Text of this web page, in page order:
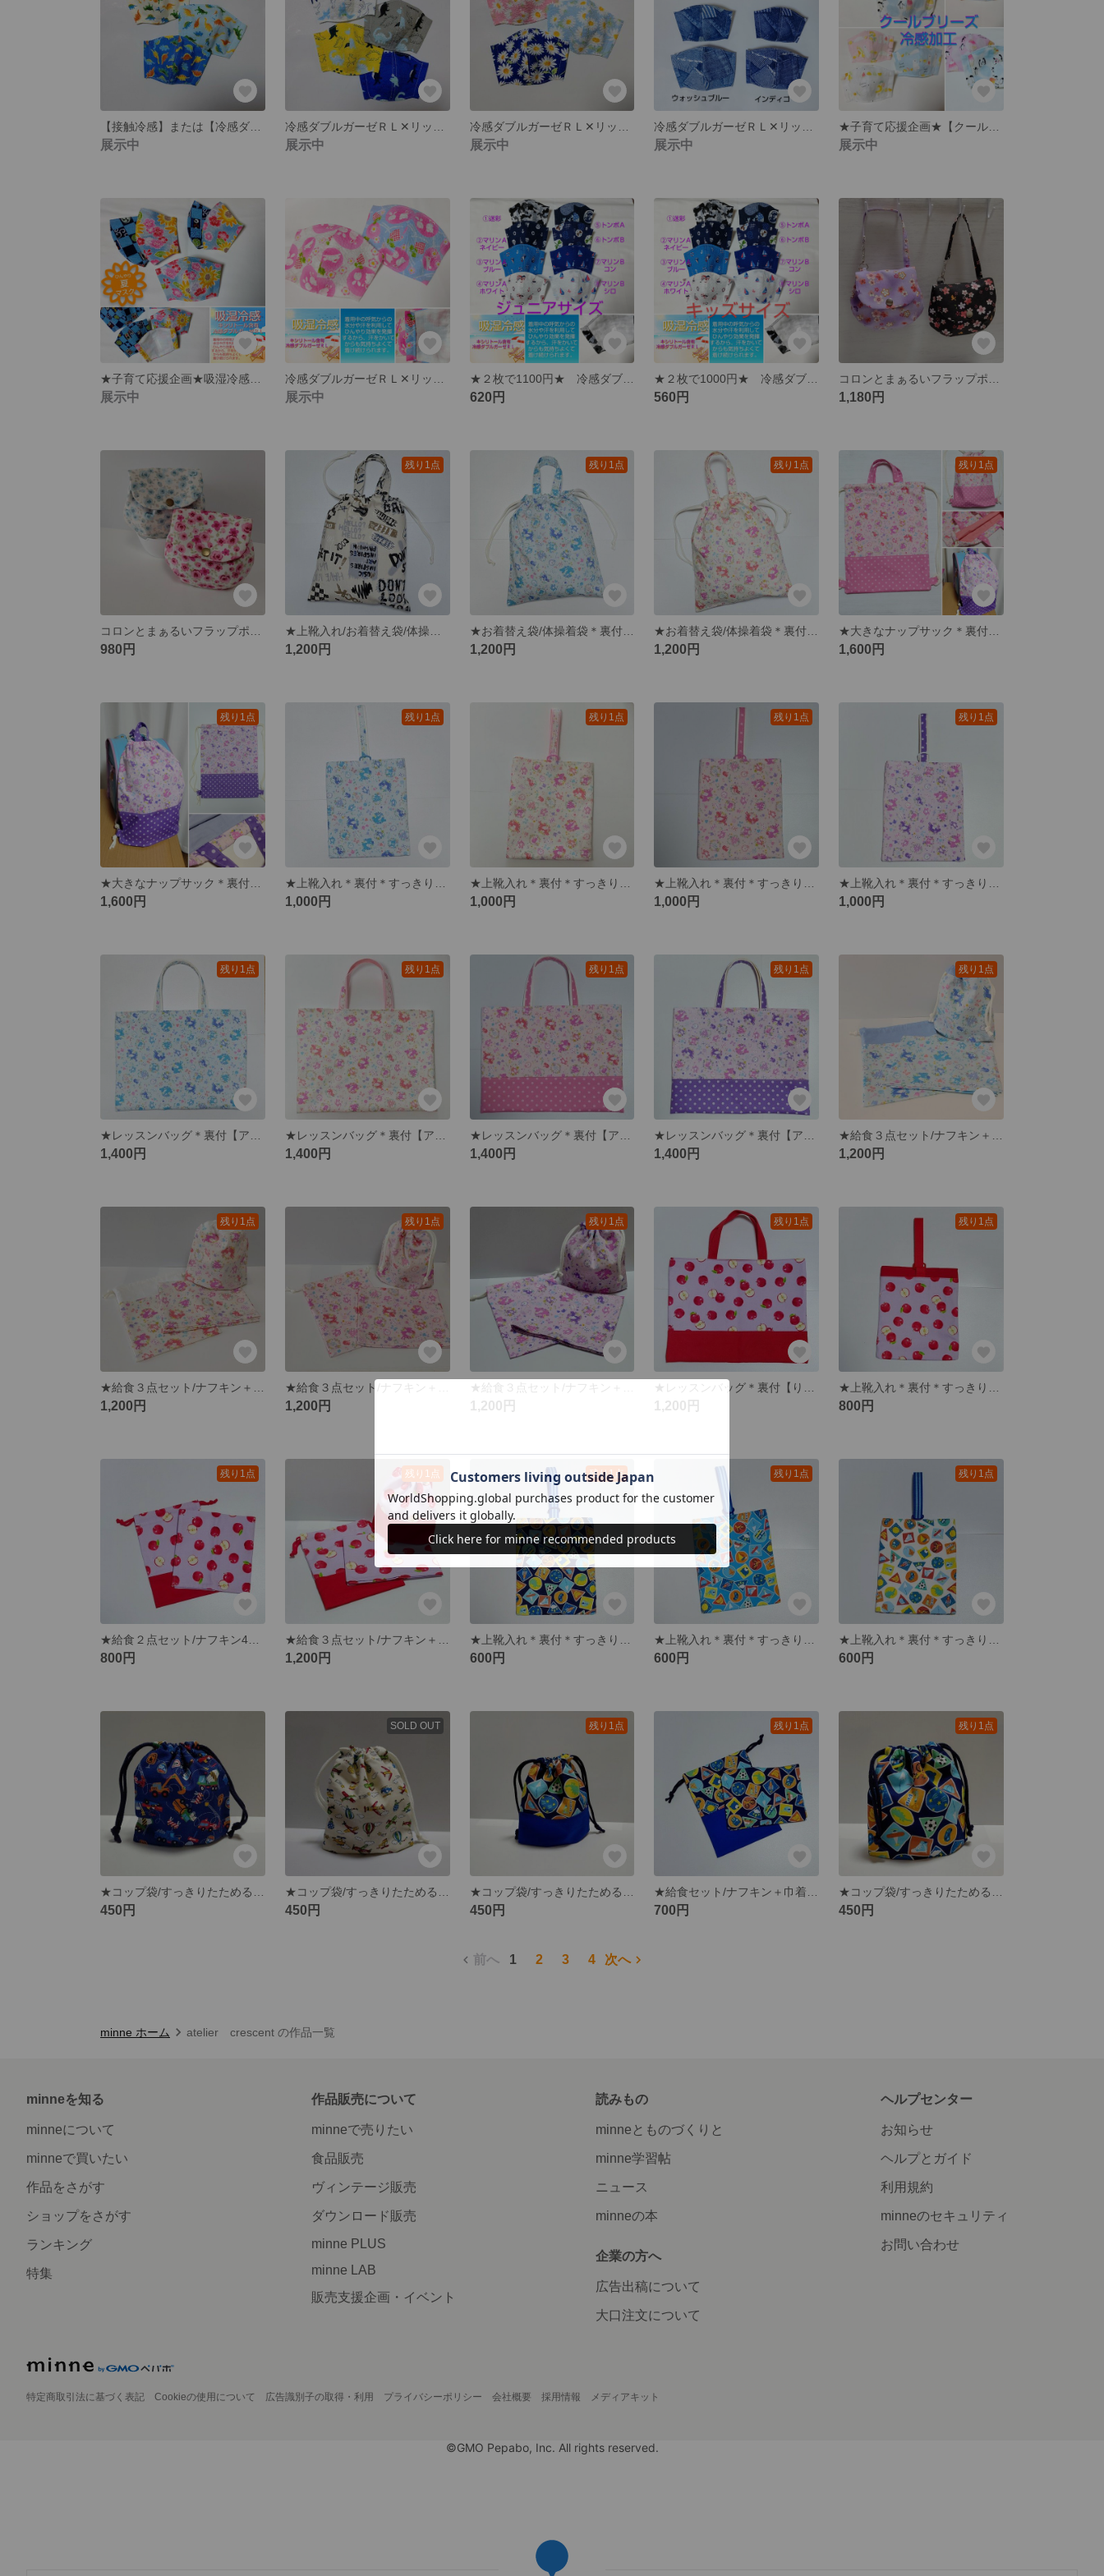
展示中 展示中 展示中 展示中 展示中
展示中 展示中
★２枚で1100円★ 冷感ダブルガーゼＲＬ✕リップル【迷彩】【マリン】【トンボ】こども夏マスク、給食マスクにも ＊ジュニアサイズ
620円 560円 1,180円
980円
残り1点
1,200円
残り1点
★お着替え袋/体操着袋＊裏付【アリス】ライトブルー ☆☆☆１点限り☆☆☆
1,200円
残り1点
1,200円
残り1点
1,600円
残り1点
1,600円
残り1点
1,000円
残り1点
1,000円
残り1点
1,000円
残り1点
1,000円
残り1点
1,400円
残り1点
1,400円
残り1点
1,400円
残り1点
1,400円
残り1点
1,200円
残り1点
1,200円
残り1点
1,200円
残り1点
1,200円
残り1点
1,200円
残り1点
800円
残り1点
800円
残り1点
1,200円
残り1点
600円
残り1点
600円
残り1点
600円
450円
SOLD OUT
450円
残り1点
450円
残り1点
700円
残り1点
450円
前へ 1 2 3 4 次へ
minne ホーム atelier crescent の作品一覧
minneを知る
minneについて
minneで買いたい
作品をさがす
ショップをさがす
ランキング
特集
作品販売について
minneで売りたい
食品販売
ヴィンテージ販売
ダウンロード販売
minne PLUS
minne LAB
販売支援企画・イベント
読みもの
minneとものづくりと
minne学習帖
ニュース
minneの本
企業の方へ
広告出稿について
大口注文について
ヘルプセンター
お知らせ
ヘルプとガイド
利用規約
minneのセキュリティ
お問い合わせ
特定商取引法に基づく表記 Cookieの使用について 広告識別子の取得・利用 プライバシーポリシー 会社概要 採用情報 メディアキット
©GMO Pepabo, Inc. All rights reserved.